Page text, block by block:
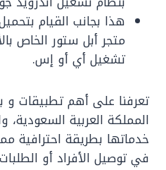
هذا بجانب القيام
متجر أبل ستور الخاص
تشغيل أي أو إس.
تعرفنا على أهم تطبيقات و
المملكة العربية
خدماتها بطريقة احترافية
في توصيل الأفراد أو